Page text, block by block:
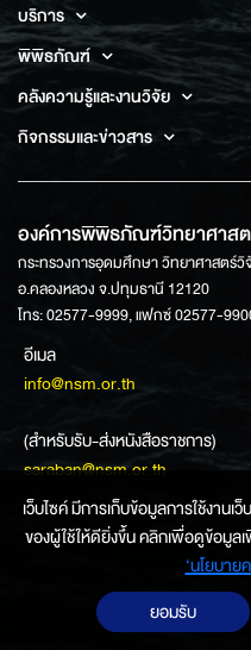
บริการ
พิพิธภัณฑ์
คลังความรู้และงานวิจัย
กิจกรรมและข่าวสาร
องค์การพิพิธภัณฑ์วิทยาศาสต
กระทรวงการอุดมศึกษา วิทยาศาสตร์
อ.คลองหลวง จ.ปทุมธานี 12120
โทร: 02577-9999, แฟกซ์ 02577-
อีเมล
info@nsm.or.th
(สำหรับรับ-ส่งหนังสือราชการ)
saraban@nsm.or.th
เว็บไซค์ มีการเก็บข้อมูลการใช้งา
ของผู้ใช้ให้ดียิ่งขึ้น คลิกเพื่อดูข้อมูล
‘นโยบาย
ยอมรับ